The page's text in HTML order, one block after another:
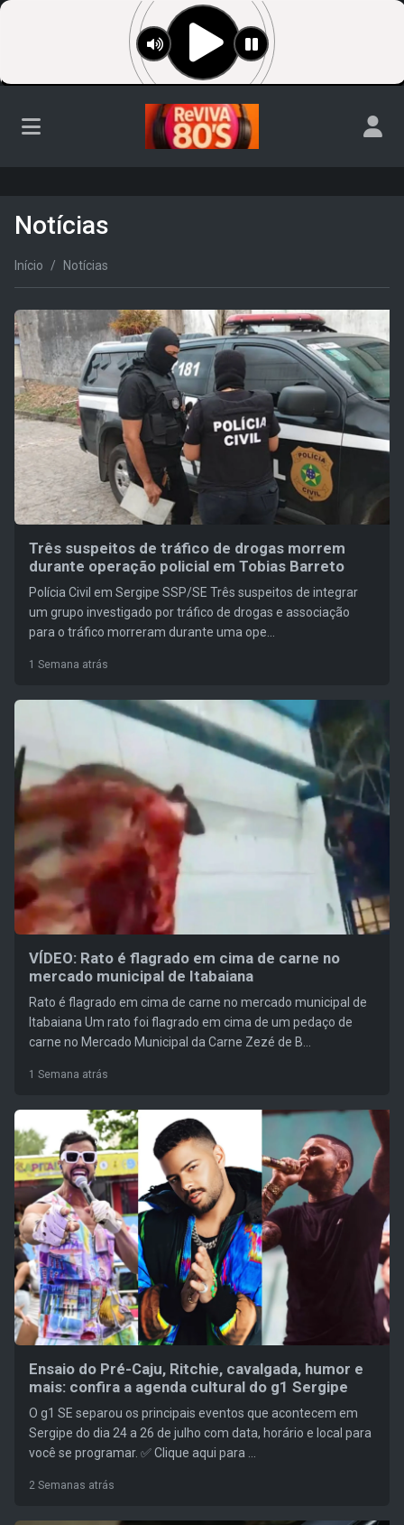
Notícias
Início Notícias
Três suspeitos de tráfico de drogas morrem
durante operação policial em Tobias Barreto
Polícia Civil em Sergipe SSP/SE Três suspeitos de integrar
um grupo investigado por tráfico de drogas e associação
para o tráfico morreram durante uma ope...
1 Semana atrás
VÍDEO: Rato é flagrado em cima de carne no
mercado municipal de Itabaiana
Rato é flagrado em cima de carne no mercado municipal de
Itabaiana Um rato foi flagrado em cima de um pedaço de
carne no Mercado Municipal da Carne Zezé de B...
1 Semana atrás
Ensaio do Pré-Caju, Ritchie, cavalgada, humor e
mais: confira a agenda cultural do g1 Sergipe
O g1 SE separou os principais eventos que acontecem em
Sergipe do dia 24 a 26 de julho com data, horário e local para
você se programar. ✅ Clique aqui para ...
2 Semanas atrás